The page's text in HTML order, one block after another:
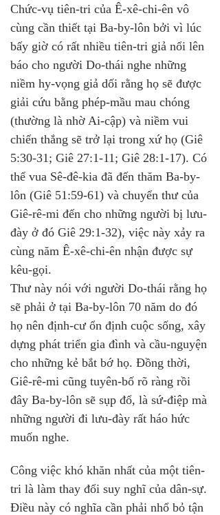
Chức-vụ tiên-tri của Ê-xê-chi-ên vô
cùng cần thiết tại Ba-by-lôn bởi vì lúc
bấy giờ có rất nhiều tiên-tri giả nổi lên
báo cho người Do-thái nghe những
niềm hy-vọng giả dối rằng họ sẽ được
giải cứu bằng phép-mầu mau chóng
(thường là nhờ Ai-cập) và niềm vui
chiến thắng sẽ trở lại trong xứ họ (Giê
5:30-31; Giê 27:1-11; Giê 28:1-17). Có
thể vua Sê-đê-kia đã đến thăm Ba-by-
lôn (Giê 51:59-61) và chuyển thư của
Giê-rê-mi đến cho những người bị lưu-
đày ở đó Giê 29:1-32), việc này xảy ra
cùng năm Ê-xê-chi-ên nhận được sự
kêu-gọi.
Thư này nói với người Do-thái rằng họ
sẽ phải ở tại Ba-by-lôn 70 năm do đó
họ nên định-cư ổn định cuộc sống, xây
dựng phát triển gia đình và cầu-nguyện
cho những kẻ bắt bớ họ. Đồng thời,
Giê-rê-mi cũng tuyên-bố rõ ràng rồi
đây Ba-by-lôn sẽ sụp đổ, là sứ-điệp mà
những người đi lưu-đày rất háo hức
muốn nghe.
Công việc khó khăn nhất của một tiên-
tri là làm thay đổi suy nghĩ của dân-sự.
Điều này có nghĩa cần phải nhổ bỏ tận